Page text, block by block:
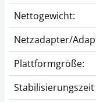
Nettogewicht:
Netzadapter/
Plattformgröße: